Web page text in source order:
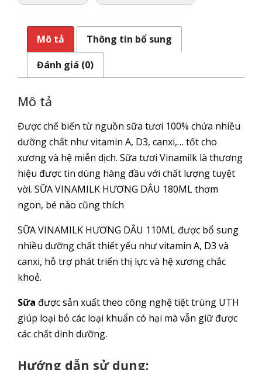
Mô tả
Thông tin bổ sung
Đánh giá (0)
Mô tả
Được chế biến từ nguồn sữa tươi 100% chứa nhiều
dưỡng chất như vitamin A, D3, canxi,… tốt cho
xương và hệ miễn dịch. Sữa tươi Vinamilk là thương
hiệu được tin dùng hàng đầu với chất lượng tuyệt
vời. SỮA VINAMILK HƯƠNG DÂU 180ML thơm
ngon, bé nào cũng thích
SỮA VINAMILK HƯƠNG DÂU 110ML được bổ sung
nhiều dưỡng chất thiết yếu như vitamin A, D3 và
canxi, hỗ trợ phát triển thị lực và hệ xương chắc
khoẻ.
Sữa được sản xuất theo công nghệ tiệt trùng UTH
giúp loại bỏ các loại khuẩn có hại mà vẫn giữ được
các chất dinh dưỡng.
Hướng dẫn sử dụng: